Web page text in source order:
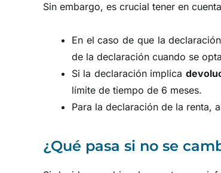
Sin embargo, es crucial tener en
En el caso de que la
de la declaración cuando se
Si la declaración implica
límite de tiempo de 6 meses.
Para la declaración de la renta,
¿Qué pasa si no se